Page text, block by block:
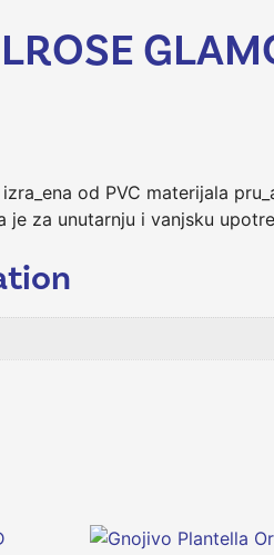
od PVC materijala
je za unutarnju i vanjsku